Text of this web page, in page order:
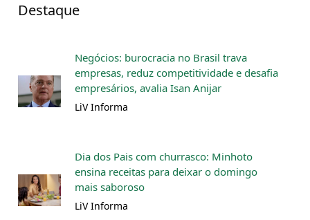
Destaque
Negócios: burocracia no Brasil trava
empresas, reduz competitividade e desafia
empresários, avalia Isan Anijar
LiV Informa
Dia dos Pais com churrasco: Minhoto
ensina receitas para deixar o domingo
mais saboroso
LiV Informa